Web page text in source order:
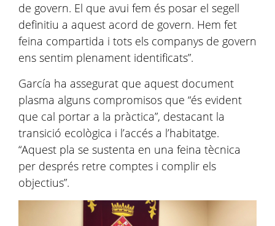
de govern. El que avui fem és posar el segell
definitiu a aquest acord de govern. Hem fet
feina compartida i tots els companys de govern
ens sentim plenament identificats”.
García ha assegurat que aquest document
plasma alguns compromisos que “és evident
que cal portar a la pràctica”, destacant la
transició ecològica i l’accés a l’habitatge.
“Aquest pla se sustenta en una feina tècnica
per després retre comptes i complir els
objectius”.